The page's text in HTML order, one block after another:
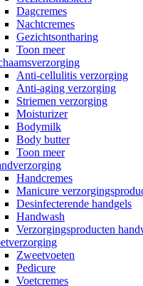
Dagcremes
Nachtcremes
Gezichtsontharing
Toon meer
Anti-cellulitis verzorging
Anti-aging verzorging
Striemen verzorging
Moisturizer
Bodymilk
Body butter
Toon meer
Handcremes
Manicure
Desinfecterende handgels
Handwash
Verzorgingsproducten
Zweetvoeten
Pedicure
Voetcremes